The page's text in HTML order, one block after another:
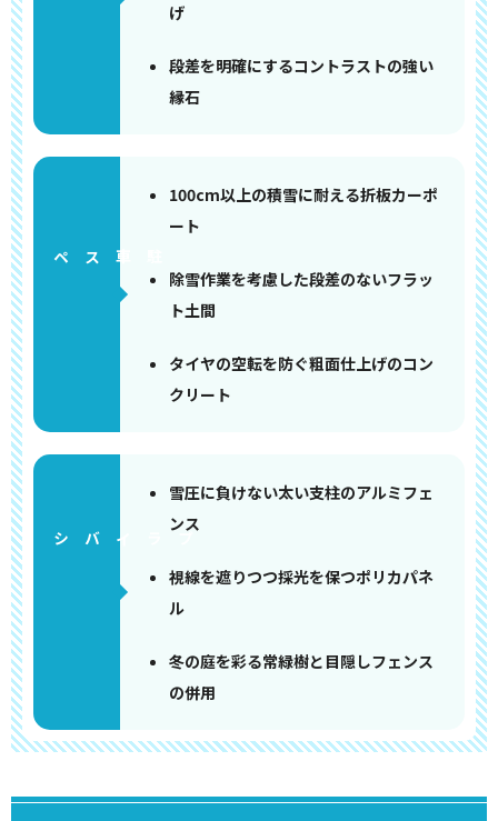
げ
段差を明確にするコントラストの強い
縁石
100cm以上の積雪に耐える折板カーポ
ート
除雪作業を考慮した段差のないフラッ
ト土間
タイヤの空転を防ぐ粗面仕上げのコン
クリート
雪圧に負けない太い支柱のアルミフェ
ンス
視線を遮りつつ採光を保つポリカパネ
ル
冬の庭を彩る常緑樹と目隠しフェンス
の併用